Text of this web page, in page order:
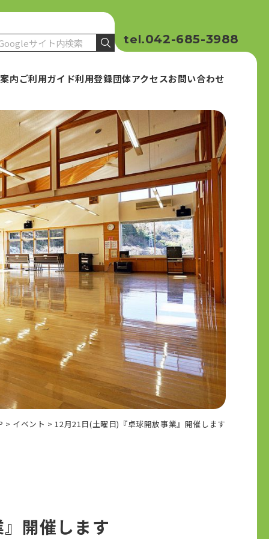
tel.042-685-3988
内ご利用ガイド利用登録団体アクセスお問い合わせ
> イベント > 12月21日(土曜日)『卓球開放事業』開催します
開催します